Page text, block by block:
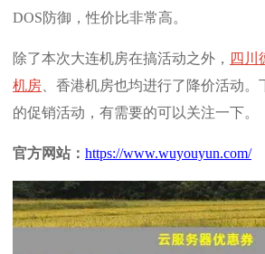
DOS防御，性价比非常高。
除了本次大连机房在搞活动之外， 四川
机房 、香港机房也均进行了降价活动
的促销活动，有需要的可以关注一下。
官方网站： https://www.wuyouyun.com/